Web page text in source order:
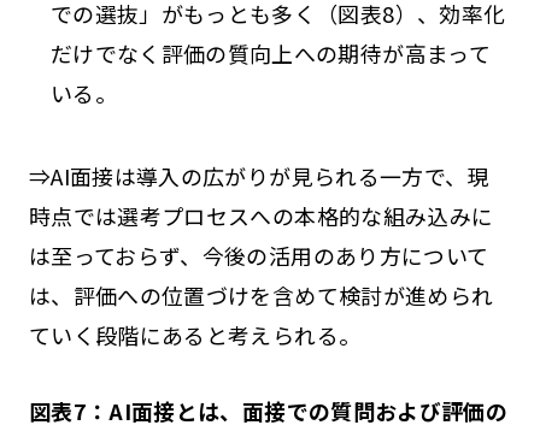
での選抜」がもっとも多く（図表8）、効率化
だけでなく評価の質向上への期待が高まって
いる。
⇒AI面接は導入の広がりが見られる一方で、現
時点では選考プロセスへの本格的な組み込みに
は至っておらず、今後の活用のあり方について
は、評価への位置づけを含めて検討が進められ
ていく段階にあると考えられる。
図表7：AI面接とは、面接での質問および評価の